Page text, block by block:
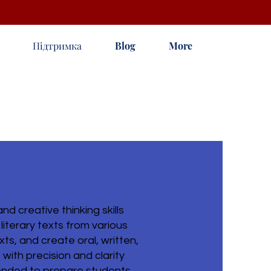
Підтримка Blog More
creative thinking skills
texts from various
and create oral, written,
precision and clarity